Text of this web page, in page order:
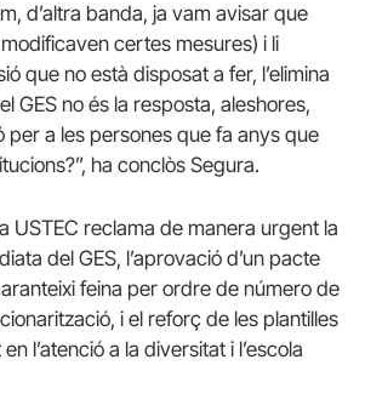
d’altra banda, ja vam avisar que
certes mesures) i li
que no està disposat a fer, l’elimina
GES no és la resposta, aleshores,
per a les persones que fa anys que
ha conclòs Segura.
USTEC reclama de manera urgent la
del GES, l’aprovació d’un pacte
feina per ordre de número de
i el reforç de les plantilles
l’atenció a la diversitat i l’escola